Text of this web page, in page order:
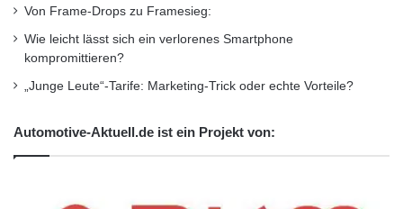
Unternehmen verfügt über seine eigenen
hochmodernen Produktionsanlagen und ein
MEGAMAN(R)-Produkte in über 90 Ländern
Von Frame-Drops zu Framesieg:
Wie leicht lässt sich ein verlorenes Smartphone
kompromittieren?
„Junge Leute“-Tarife: Marketing-Trick oder echte Vorteile?
Automotive-Aktuell.de ist ein Projekt von: